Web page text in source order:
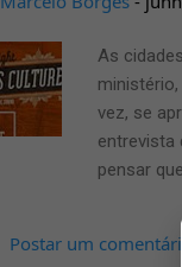
As
vez, se
entrevista
pensar
outras.
Postar um comentário